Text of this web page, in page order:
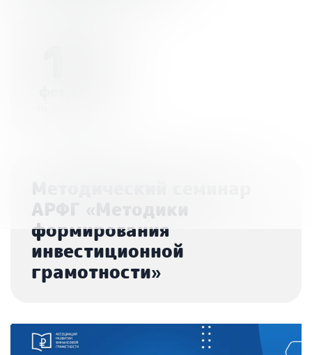
АРФГ «Методики
формирования
инвестиционной
грамотности»